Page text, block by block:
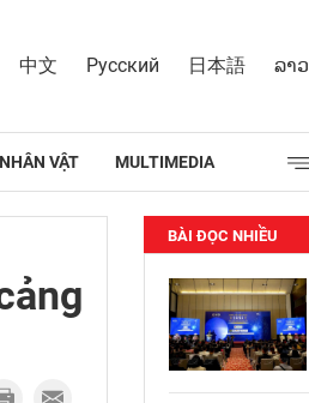
中文 Русский 日本語 ລາວ
VẬT MULTIMEDIA
BÀI ĐỌC NHIỀU